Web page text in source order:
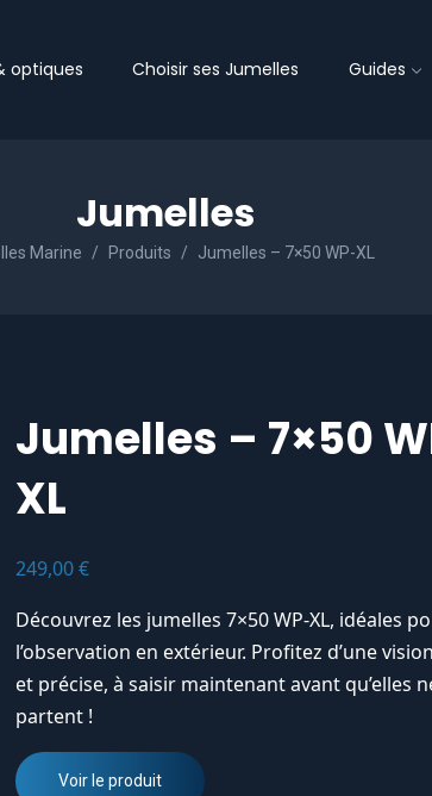
optiques Choisir ses Jumelles Guides
Jumelles
Marine Produits Jumelles – 7×50 WP-XL
Jumelles – 7×50
XL
249,00€
Découvrez les jumelles 7×50 WP-XL, idéales
l’observation en extérieur. Profitez d’une
et précise, à saisir maintenant avant qu’elles
partent !
Voir le produit